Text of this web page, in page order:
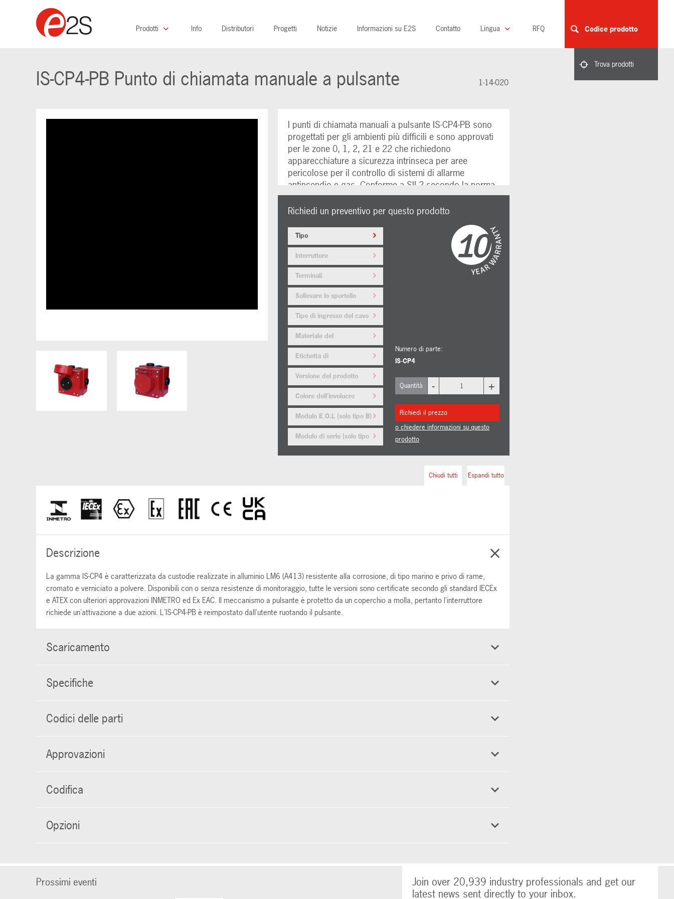
Prodotti Info Distributori Progetti Notizie Informazioni su E2S Contatto Lingua RFQ Codice prodotto
Trova prodotti
IS-CP4-PB Punto di chiamata manuale a pulsante 1-14-020
I punti di chiamata manuali a pulsante IS-CP4-PB sono
progettati per gli ambienti più difficili e sono approvati
per le zone 0, 1, 2, 21 e 22 che richiedono
apparecchiature a sicurezza intrinseca per aree
pericolose per il controllo di sistemi di allarme
antincendio e gas. Conforme a SIL2 secondo la norma
IEC61508 (2010).
Richiedi un preventivo per questo prodotto
Tipo
Interruttore
Terminali
Sollevare lo sportello
Tipo di ingresso del cavo
Materiale del
tappo/adattatore
Etichetta di
servizio/etichetta
Versione del prodotto
Colore dell'involucro
Modulo E.O.L (solo tipo B)
Modulo di serie (solo tipo
B)
Numero di parte:
IS-CP4
Quantità - +
Richiedi il prezzo
o chiedere informazioni su questo
prodotto
Espandi tutto
Chiudi tutti
Descrizione
La gamma IS-CP4 è caratterizzata da custodie realizzate in alluminio LM6 (A413) resistente alla corrosione, di tipo marino e privo di rame,
cromato e verniciato a polvere. Disponibili con o senza resistenze di monitoraggio, tutte le versioni sono certificate secondo gli standard IECEx
e ATEX con ulteriori approvazioni INMETRO ed Ex EAC. Il meccanismo a pulsante è protetto da un coperchio a molla, pertanto l'interruttore
richiede un'attivazione a due azioni. L'IS-CP4-PB è reimpostato dall'utente ruotando il pulsante.
Scaricamento
Specifiche
Codici delle parti
Approvazioni
Codifica
Opzioni
Prossimi eventi
Join over 20,939 industry professionals and get our
latest news sent directly to your inbox.